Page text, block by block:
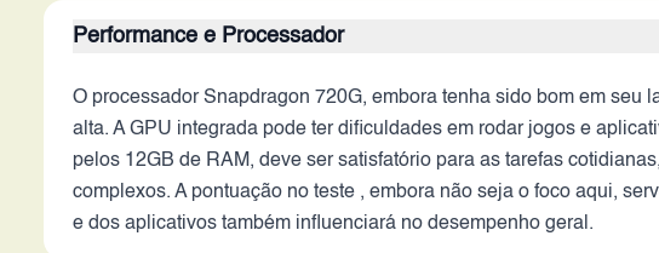
Performance e Processador
O processador Snapdragon 720G, embora tenha sido bom em
alta. A GPU integrada pode ter dificuldades em rodar jogos e
pelos 12GB de RAM, deve ser satisfatório para as tarefas
complexos. A pontuação no teste , embora não seja o foco aqui,
e dos aplicativos também influenciará no desempenho geral.